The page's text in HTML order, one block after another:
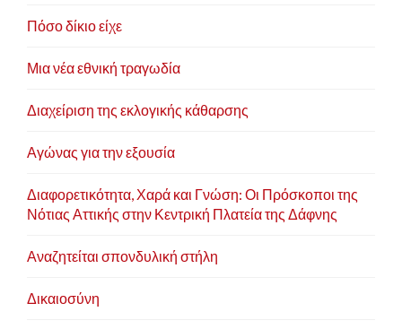
Πόσο δίκιο είχε
Μια νέα εθνική τραγωδία
Διαχείριση της εκλογικής κάθαρσης
Αγώνας για την εξουσία
Διαφορετικότητα, Χαρά και Γνώση: Οι Πρόσκοποι της
Νότιας Αττικής στην Κεντρική Πλατεία της Δάφνης
Αναζητείται σπονδυλική στήλη
Δικαιοσύνη